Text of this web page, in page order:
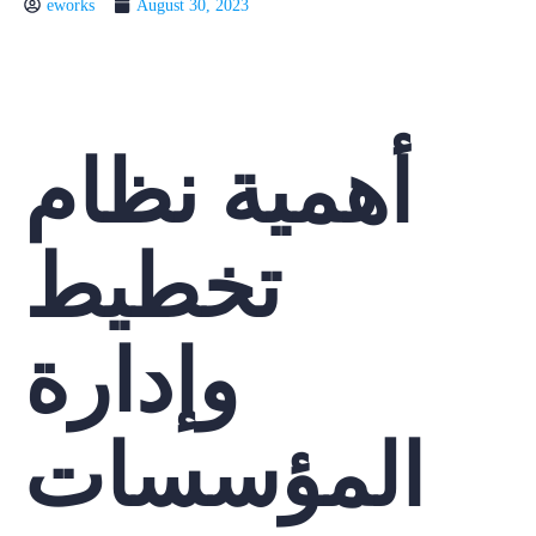
eworks August 30, 2023
أهمية نظام
تخطيط
وإدارة
المؤسسات